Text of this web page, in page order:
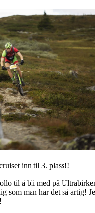
inn til 3. plass!!
til å bli med på
som man har det så artig!